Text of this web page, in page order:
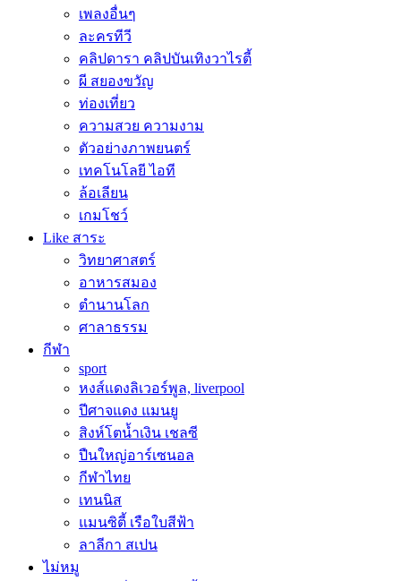
เพลงอื่นๆ
ละครทีวี
คลิปดารา คลิปบันเทิงวาไรตี้
ผี สยองขวัญ
ท่องเที่ยว
ความสวย ความงาม
ตัวอย่างภาพยนตร์
เทคโนโลยี ไอที
ล้อเลียน
เกมโชว์
Like สาระ
วิทยาศาสตร์
อาหารสมอง
ตำนานโลก
ศาลาธรรม
กีฬา
sport
หงส์แดงลิเวอร์พูล, liverpool
ปีศาจแดง แมนยู
สิงห์โตน้ำเงิน เชลซี
ปืนใหญ่อาร์เซนอล
กีฬาไทย
เทนนิส
แมนซิตี้ เรือใบสีฟ้า
ลาลีกา สเปน
ไม่หมู